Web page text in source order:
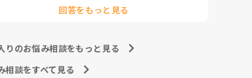
しかし、介護職でクラスターや命を落とされる方を目の
インフルエンザと同等？
からにしていただきたいですね…💦
回答をもっと見る
りのお悩み相談をもっと見る
相談をすべて見る